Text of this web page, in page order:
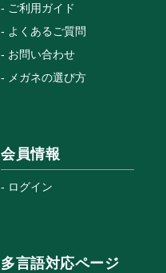
ご利用ガイド
よくあるご質問
お問い合わせ
メガネの選び方
会員情報
ログイン
多言語対応ページ